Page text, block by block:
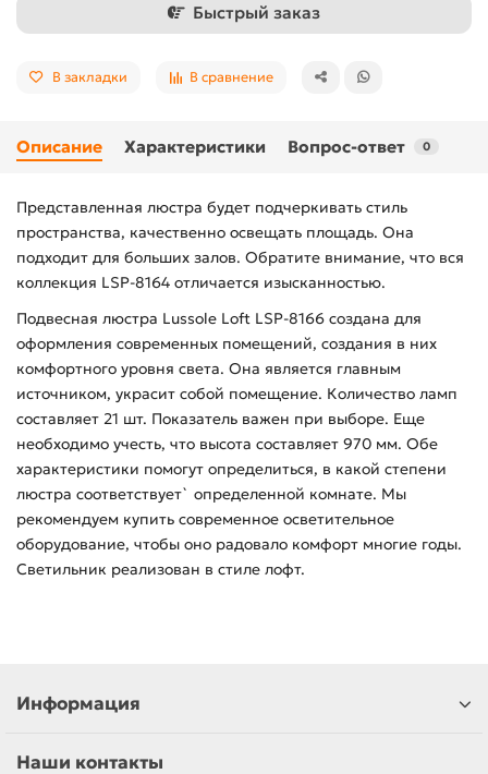
Быстрый заказ
В закладки В сравнение
Описание Характеристики Вопрос-ответ 0
Представленная люстра будет подчеркивать стиль
пространства, качественно освещать площадь. Она
подходит для больших залов. Обратите внимание, что вся
коллекция LSP-8164 отличается изысканностью.
Подвесная люстра Lussole Loft LSP-8166 создана для
оформления современных помещений, создания в них
комфортного уровня света. Она является главным
источником, украсит собой помещение. Количество ламп
составляет 21 шт. Показатель важен при выборе. Еще
необходимо учесть, что высота составляет 970 мм. Обе
характеристики помогут определиться, в какой степени
люстра соответствует` определенной комнате. Мы
рекомендуем купить современное осветительное
оборудование, чтобы оно радовало комфорт многие годы.
Светильник реализован в стиле лофт.
Информация
Наши контакты